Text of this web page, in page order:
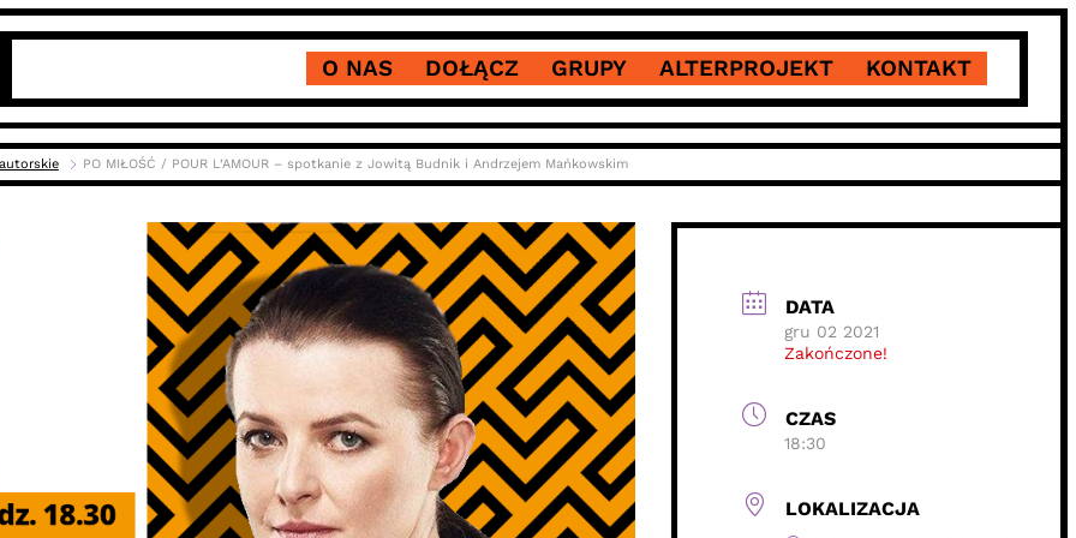
O NAS DOŁĄCZ GRUPY ALTERPROJEKT KONTAKT
PO MIŁOŚĆ / POUR L’AMOUR – spotkanie z Jowitą Budnik i Andrzejem Mańkowskim
DATA
gru 02 2021
Zakończone!
CZAS
18:30
LOKALIZACJA